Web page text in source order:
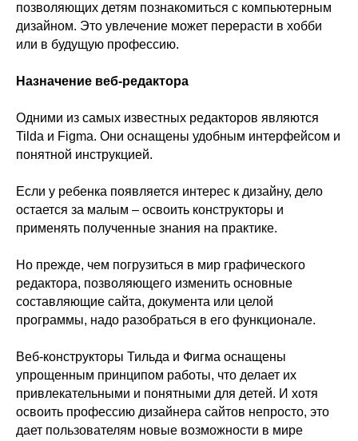
позволяющих детям познакомиться с компьютерным
дизайном. Это увлечение может перерасти в хобби
или в будущую профессию.
Назначение веб-редактора
Одними из самых известных редакторов являются
Tilda и Figma. Они оснащены удобным интерфейсом и
понятной инструкцией.
Если у ребенка появляется интерес к дизайну, дело
остается за малым – освоить конструкторы и
применять полученные знания на практике.
Но прежде, чем погрузиться в мир графического
редактора, позволяющего изменить основные
составляющие сайта, документа или целой
программы, надо разобраться в его функционале.
Веб-конструкторы Тильда и Фигма оснащены
упрощенным принципом работы, что делает их
привлекательными и понятными для детей. И хотя
освоить профессию дизайнера сайтов непросто, это
дает пользователям новые возможности в мире